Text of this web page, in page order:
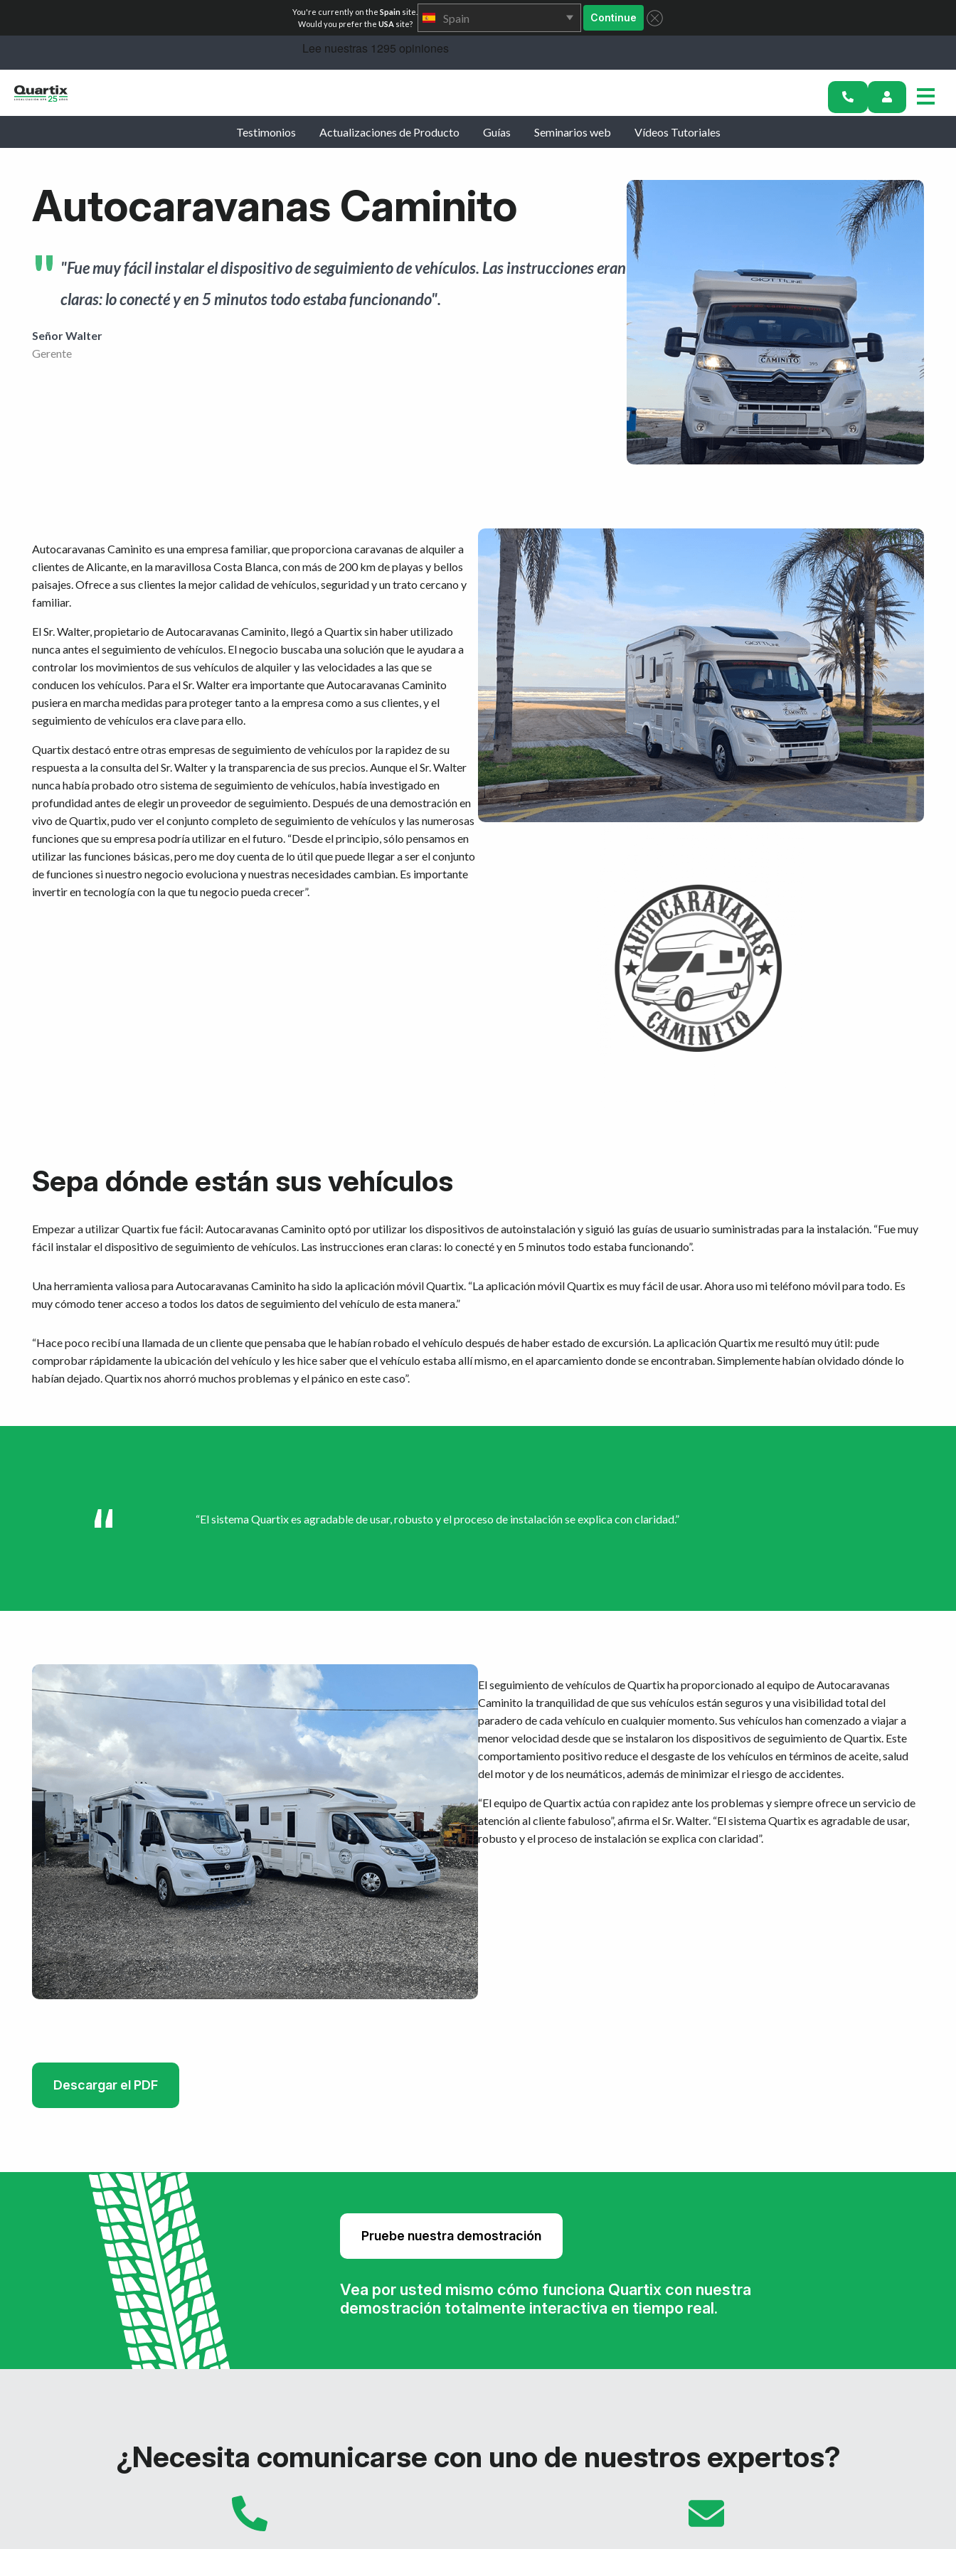
You're currently on the Spain site.
Would you prefer the USAsite? Spain Continue
Testimonios Actualizaciones de Producto Guías Seminarios web Vídeos Tutoriales
Autocaravanas Caminito
"Fue muy fácil instalar el dispositivo de seguimiento de vehículos. Las instrucciones eran
claras: lo conecté y en 5 minutos todo estaba funcionando".
Señor Walter
Gerente
Autocaravanas Caminito es una empresa familiar, que proporciona caravanas de alquiler a
clientes de Alicante, en la maravillosa Costa Blanca, con más de 200 km de playas y bellos
paisajes. Ofrece a sus clientes la mejor calidad de vehículos, seguridad y un trato cercano y
familiar.
El Sr. Walter, propietario de Autocaravanas Caminito, llegó a Quartix sin haber utilizado
nunca antes el seguimiento de vehículos. El negocio buscaba una solución que le ayudara a
controlar los movimientos de sus vehículos de alquiler y las velocidades a las que se
conducen los vehículos. Para el Sr. Walter era importante que Autocaravanas Caminito
pusiera en marcha medidas para proteger tanto a la empresa como a sus clientes, y el
seguimiento de vehículos era clave para ello.
Quartix destacó entre otras empresas de seguimiento de vehículos por la rapidez de su
respuesta a la consulta del Sr. Walter y la transparencia de sus precios. Aunque el Sr. Walter
nunca había probado otro sistema de seguimiento de vehículos, había investigado en
profundidad antes de elegir un proveedor de seguimiento. Después de una demostración en
vivo de Quartix, pudo ver el conjunto completo de seguimiento de vehículos y las numerosas
funciones que su empresa podría utilizar en el futuro. “Desde el principio, sólo pensamos en
utilizar las funciones básicas, pero me doy cuenta de lo útil que puede llegar a ser el conjunto
de funciones si nuestro negocio evoluciona y nuestras necesidades cambian. Es importante
invertir en tecnología con la que tu negocio pueda crecer”.
Sepa dónde están sus vehículos
Empezar a utilizar Quartix fue fácil: Autocaravanas Caminito optó por utilizar los dispositivos de autoinstalación y siguió las guías de usuario suministradas para la instalación. “Fue muy
fácil instalar el dispositivo de seguimiento de vehículos. Las instrucciones eran claras: lo conecté y en 5 minutos todo estaba funcionando”.
Una herramienta valiosa para Autocaravanas Caminito ha sido la aplicación móvil Quartix. “La aplicación móvil Quartix es muy fácil de usar. Ahora uso mi teléfono móvil para todo. Es
muy cómodo tener acceso a todos los datos de seguimiento del vehículo de esta manera.”
“Hace poco recibí una llamada de un cliente que pensaba que le habían robado el vehículo después de haber estado de excursión. La aplicación Quartix me resultó muy útil: pude
comprobar rápidamente la ubicación del vehículo y les hice saber que el vehículo estaba allí mismo, en el aparcamiento donde se encontraban. Simplemente habían olvidado dónde lo
habían dejado. Quartix nos ahorró muchos problemas y el pánico en este caso”.
“El sistema Quartix es agradable de usar, robusto y el proceso de instalación se explica con claridad.”
El seguimiento de vehículos de Quartix ha proporcionado al equipo de Autocaravanas
Caminito la tranquilidad de que sus vehículos están seguros y una visibilidad total del
paradero de cada vehículo en cualquier momento. Sus vehículos han comenzado a viajar a
menor velocidad desde que se instalaron los dispositivos de seguimiento de Quartix. Este
comportamiento positivo reduce el desgaste de los vehículos en términos de aceite, salud
del motor y de los neumáticos, además de minimizar el riesgo de accidentes.
“El equipo de Quartix actúa con rapidez ante los problemas y siempre ofrece un servicio de
atención al cliente fabuloso”, afirma el Sr. Walter. “El sistema Quartix es agradable de usar,
robusto y el proceso de instalación se explica con claridad”.
Descargar el PDF
Pruebe nuestra demostración
Vea por usted mismo cómo funciona Quartix con nuestra
demostración totalmente interactiva en tiempo real.
¿Necesita comunicarse con uno de nuestros expertos?
Historias de éxito
Conviértete en socio